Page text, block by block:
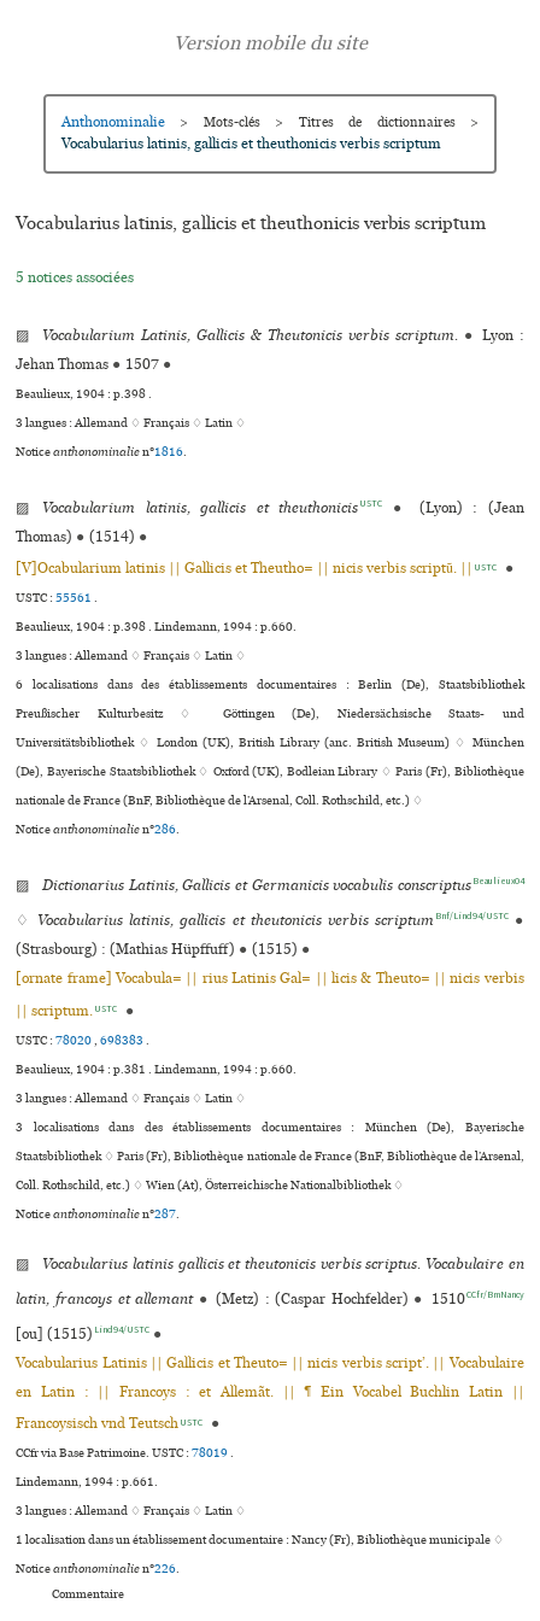
Anthonominalie > Mots-clés > Titres de dictionnaires >
Vocabularius latinis, gallicis et theuthonicis verbis scrip­tum
Vocabularius latinis, gallicis et theuthonicis verbis scrip­tum
5 notices associées
▨ Vocabularium Latinis, Gallicis & Theutonicis verbis scriptum. ● Lyon :
Jehan Thomas ● 1507 ●
Beaulieux, 1904 : p.398 .
3 langues :Allemand ♢Français ♢Latin ♢
Noticeanthonominalien°1816.
▨ Vocabularium lati­nis, gal­li­cis et theu­tho­ni­cis USTC ●
(Lyon) : (Jean
Thomas) ● (1514) ●
[V]Ocabularium latinis || Gallicis et Theutho= || nicis verbis scriptũ. ||
USTC ●
USTC :55561.
Beaulieux, 1904 : p.398 . Lindemann, 1994 : p.660.
3 langues :Allemand ♢Français ♢Latin ♢
6 localisations dans des établissements documentaires : Berlin (De), Staatsbibliothek
Preußischer Kulturbesitz ♢ Göttingen (De), Niedersächsische Staats- und
Universitätsbibliothek ♢ London (UK), British Library (anc. British Museum) ♢ München
(De), Bayerische Staatsbibliothek ♢ Oxford (UK), Bodleian Library ♢ Paris (Fr), Bibliothèque
nationale de France (BnF, Bibliothèque de l’Arsenal, Coll. Rothschild, etc.) ♢
Noticeanthonominalien°286.
▨Dictionarius Latinis, Gallicis et Germanicis vocabulis conscriptus Beaulieux04
♢ Vocabularius latinis, gallicis et theutonicis verbis scriptum Bnf/Lind94/USTC
●
(Strasbourg) : (Mathias Hüpffuff) ● (1515) ●
[ornate frame] Vocabula= || rius Latinis Gal= || licis & Theuto= || nicis verbis
|| scriptum. USTC ●
USTC :78020,698383.
Beaulieux, 1904 : p.381 . Lindemann, 1994 : p.660.
3 langues :Allemand ♢Français ♢Latin ♢
3 localisations dans des établissements documentaires : München (De), Bayerische
Staatsbibliothek ♢ Paris (Fr), Bibliothèque nationale de France (BnF, Bibliothèque de l’Arsenal,
Coll. Rothschild, etc.) ♢ Wien (At), Österreichische Nationalbibliothek ♢
Noticeanthonominalien°287.
▨ Vocabularius lati­nis gal­li­cis et theu­to­ni­cis verbis scrip­tus. Vocabulaire en
latin, fran­coys et alle­mant ● (Metz) : (Caspar Hochfelder) ● 1510CCfr/BmNancy
[ou] (1515) Lind94/USTC ●
Vocabularius Latinis || Gallicis et Theuto= || nicis verbis script’. || Vocabulaire
en Latin : || Francoys : et Allemãt. || ¶ Ein Vocabel Buchlin Latin ||
Francoysisch vnd Teutsch USTC ●
CCfr via Base Patrimoine.USTC :78019.
Lindemann, 1994 : p.661.
3 langues :Allemand ♢Français ♢Latin ♢
1 localisation dans un établissement documentaire : Nancy (Fr), Bibliothèque muni­ci­pale ♢
Noticeanthonominalien°226.
Commentaire